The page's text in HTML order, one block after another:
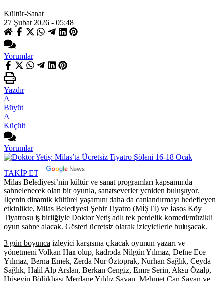
Kültür-Sanat
27 Şubat 2026 - 05:48
Yorumlar
Yazdır
A
Büyüt
A
Küçült
Yorumlar
TAKİP ET
Milas Belediyesi’nin kültür ve sanat programları kapsamında
sahnelenecek olan bir oyunla, sanatseverler yeniden buluşuyor.
İlçenin dinamik kültürel yaşamını daha da canlandırmayı hedefleyen
etkinlikte, Milas Belediyesi Şehir Tiyatro (MİŞTİ) ve İasos Köy
Tiyatrosu iş birliğiyle Doktor Yetiş adlı tek perdelik komedi/müzikli
oyun sahne alacak. Gösteri ücretsiz olarak izleyicilerle buluşacak.
3 gün boyunca izleyici karşısına çıkacak oyunun yazarı ve
yönetmeni Volkan Han olup, kadroda Nilgün Yılmaz, Defne Ece
Yılmaz, Berna Emek, Zerda Nur Öztoprak, Nurhan Sağlık, Ceyda
Sağlık, Halil Alp Arslan, Berkan Cengiz, Emre Serin, Aksu Özalp,
Hüseyin Bölükbaşı Merdane Yıldız Sayan, Mehmet Can Sayan ve